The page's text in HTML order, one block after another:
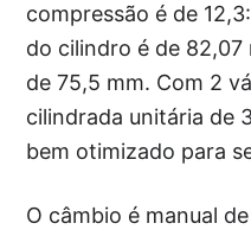
compressão é de
do cilindro é de
de 75,5 mm. Com 2
cilindrada unitária de
bem otimizado para
O câmbio é manual